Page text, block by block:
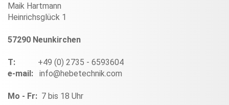
Maik Hartmann
Heinrichsglück 1
57290 Neunkirchen
T: +49 (0) 2735 - 6593604
e-mail: info@hebetechnik.com
Mo - Fr: 7 bis 18 Uhr